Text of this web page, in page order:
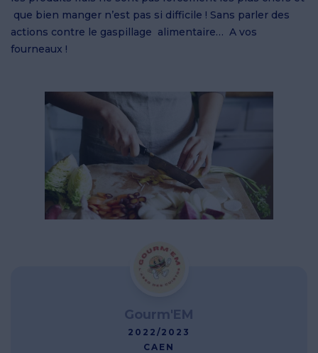
que bien manger n’est pas si difficile ! Sans parler des
actions contre le gaspillage alimentaire… A vos
fourneaux !
Gourm'EM
2022/2023
CAEN